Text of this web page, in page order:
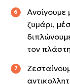
ζυμάρι,
τον